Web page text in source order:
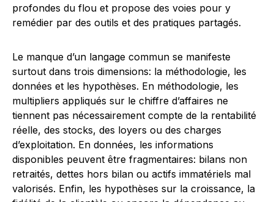
profondes du flou et propose des voies pour y
remédier par des outils et des pratiques partagés.
Le manque d’un langage commun se manifeste
surtout dans trois dimensions: la méthodologie, les
données et les hypothèses. En méthodologie, les
multipliers appliqués sur le chiffre d’affaires ne
tiennent pas nécessairement compte de la rentabilité
réelle, des stocks, des loyers ou des charges
d’exploitation. En données, les informations
disponibles peuvent être fragmentaires: bilans non
retraités, dettes hors bilan ou actifs immatériels mal
valorisés. Enfin, les hypothèses sur la croissance, la